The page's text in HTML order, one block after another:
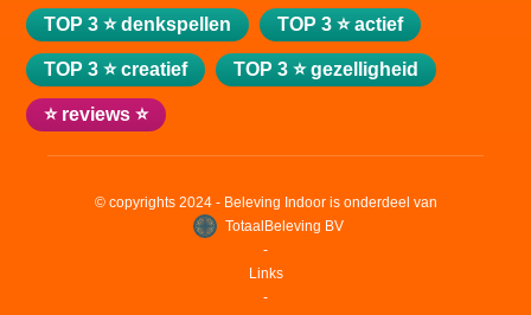
TOP 3 ⭐ denkspellen TOP 3 ⭐ actief
TOP 3 ⭐ creatief TOP 3 ⭐ gezelligheid
⭐ reviews ⭐
© copyrights 2024 - Beleving Indoor is onderdeel van
TotaalBeleving BV
‐
Links
‐